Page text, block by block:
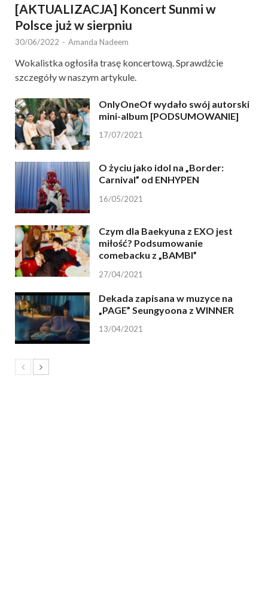
[AKTUALIZACJA] Koncert Sunmi w
Polsce już w sierpniu
30/06/2022 - Amanda Nadeem
Wokalistka ogłosiła trasę koncertową. Sprawdźcie
szczegóły w naszym artykule.
OnlyOneOf wydało swój autorski
mini-album [PODSUMOWANIE]
17/07/2021
O życiu jako idol na „Border:
Carnival” od ENHYPEN
16/05/2021
Czym dla Baekyuna z EXO jest
miłość? Podsumowanie
comebacku z „BAMBI”
27/04/2021
Dekada zapisana w muzyce na
„PAGE” Seungyoona z WINNER
13/04/2021